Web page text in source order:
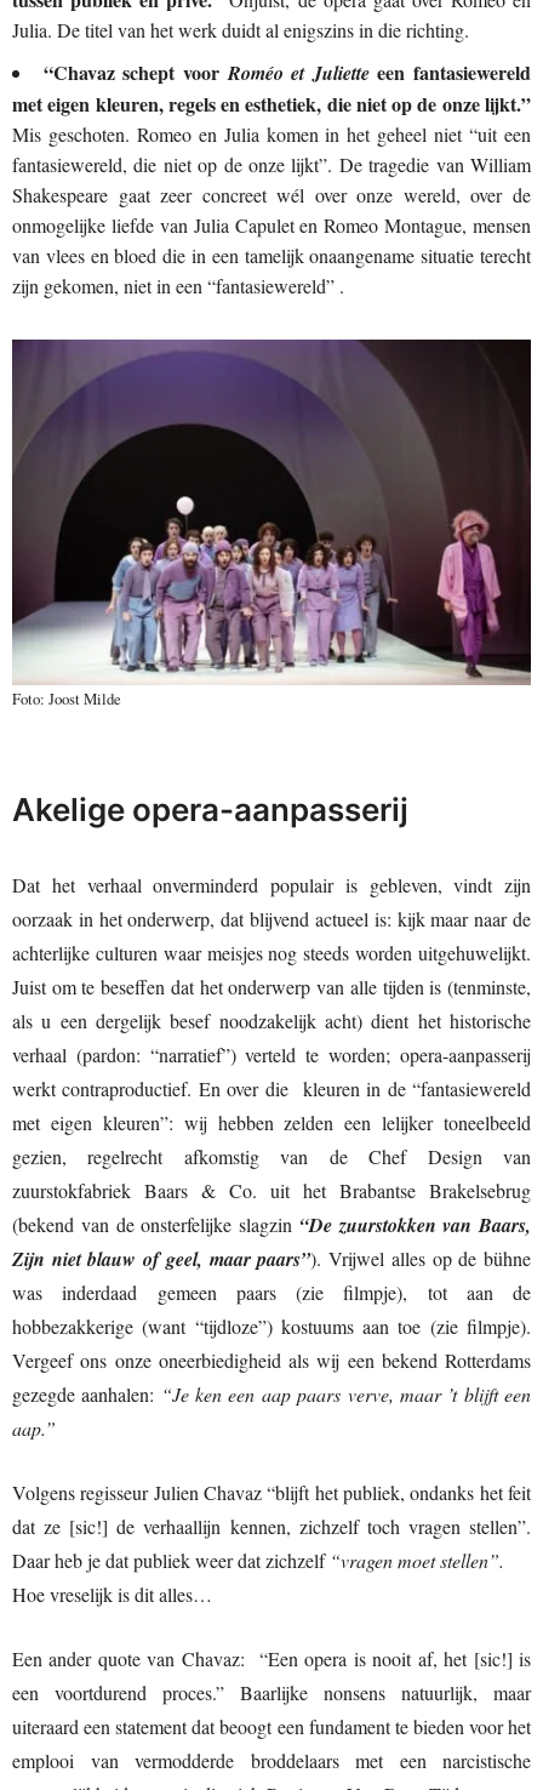
Julia. De titel van het werk duidt al enigszins in die richting.
“Chavaz schept voor Roméo et Julietteeen fantasiewereld
met eigen kleuren, regels en esthetiek, die niet op de onze lijkt.”
Mis geschoten. Romeo en Julia komen in het geheel niet “uit een
fantasiewereld, die niet op de onze lijkt”. De tragedie van William
Shakespeare gaat zeer concreet wél over onze wereld, over de
onmogelijke liefde van Julia Capulet en Romeo Montague, mensen
van vlees en bloed die in een tamelijk onaangename situatie terecht
zijn gekomen, niet in een “fantasiewereld” .
Foto: Joost Milde
Akelige opera-aanpasserij
Dat het verhaal onverminderd populair is gebleven, vindt zijn
oorzaak in het onderwerp, dat blijvend actueel is: kijk maar naar de
achterlijke culturen waar meisjes nog steeds worden uitgehuwelijkt.
Juist om te beseffen dat het onderwerp van alle tijden is (tenminste,
als u een dergelijk besef noodzakelijk acht) dient het historische
verhaal (pardon: “narratief”) verteld te worden; opera-aanpasserij
werkt contraproductief. En over die kleuren in de “fantasiewereld
met eigen kleuren”: wij hebben zelden een lelijker toneelbeeld
gezien, regelrecht afkomstig van de Chef Design van
zuurstokfabriek Baars & Co. uit het Brabantse Brakelsebrug
(bekend van de onsterfelijke slagzin “De zuurstokken van Baars,
Zijn niet blauw of geel, maar paars”). Vrijwel alles op de bühne
was inderdaad gemeen paars (zie filmpje), tot aan de
hobbezakkerige (want “tijdloze”) kostuums aan toe (zie filmpje).
Vergeef ons onze oneerbiedigheid als wij een bekend Rotterdams
gezegde aanhalen: “Je ken een aap paars verve, maar ’t blijft een
aap.”
Volgens regisseur Julien Chavaz “blijft het publiek, ondanks het feit
dat ze [sic!] de verhaallijn kennen, zichzelf toch vragen stellen”.
Daar heb je dat publiek weer dat zichzelf “vragen moet stellen”.
Hoe vreselijk is dit alles…
Een ander quote van Chavaz: “Een opera is nooit af, het [sic!] is
een voortdurend proces.” Baarlijke nonsens natuurlijk, maar
uiteraard een statement dat beoogt een fundament te bieden voor het
emplooi van vermodderde broddelaars met een narcistische